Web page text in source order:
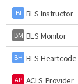
BI BLS Instructor
BM BLS Monitor
BH BLS Heartcode
AP ACLS Provider